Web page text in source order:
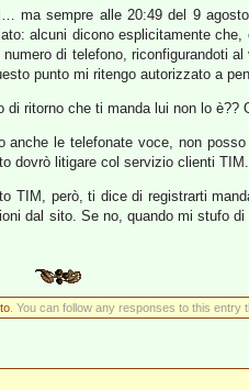
sempre alle 20:49 del 9
alcuni dicono esplicitamente
di telefono, riconfigurandoti
punto mi ritengo autorizzato a
ritorno che ti manda lui non lo è??
le telefonate voce, non
dovrò litigare col servizio clienti
TIM, però, ti dice di registrarti
dal sito. Se no, quando mi stufo
. You can follow any responses to this entry